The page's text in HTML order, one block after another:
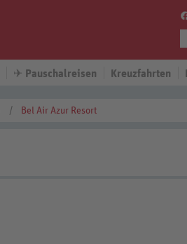
✈ Pauschalreisen Kreuzfahrten
Bel Air Azur Resort